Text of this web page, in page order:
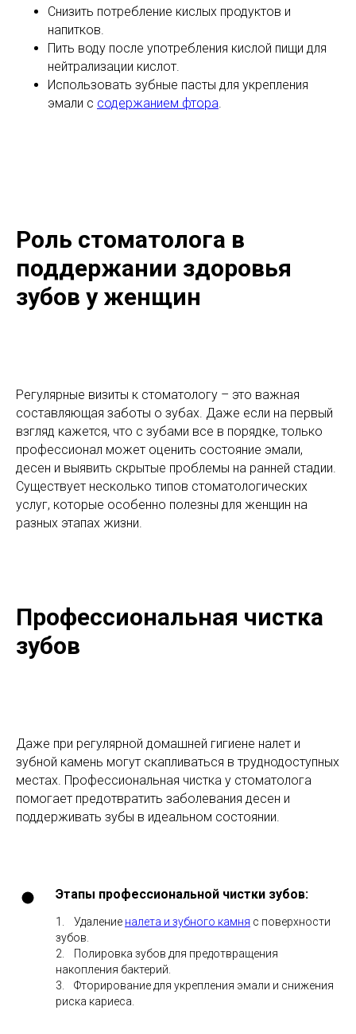
Снизить потребление кислых продуктов и
напитков.
Пить воду после употребления кислой пищи для
нейтрализации кислот.
Использовать зубные пасты для укрепления
эмали с содержанием фтора.
Роль стоматолога в
поддержании здоровья
зубов у женщин
Регулярные визиты к стоматологу – это важная
составляющая заботы о зубах. Даже если на первый
взгляд кажется, что с зубами все в порядке, только
профессионал может оценить состояние эмали,
десен и выявить скрытые проблемы на ранней стадии.
Существует несколько типов стоматологических
услуг, которые особенно полезны для женщин на
разных этапах жизни.
Профессиональная чистка
зубов
Даже при регулярной домашней гигиене налет и
зубной камень могут скапливаться в труднодоступных
местах. Профессиональная чистка у стоматолога
помогает предотвратить заболевания десен и
поддерживать зубы в идеальном состоянии.
Этапы профессиональной чистки зубов:
1. Удаление налета и зубного камня с поверхности
зубов.
2. Полировка зубов для предотвращения
накопления бактерий.
3. Фторирование для укрепления эмали и снижения
риска кариеса.